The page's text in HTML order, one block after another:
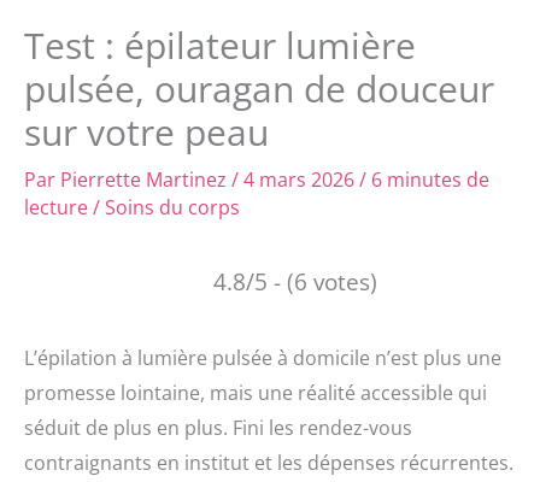
Test : épilateur lumière
pulsée, ouragan de douceur
sur votre peau
Par Pierrette Martinez /4 mars 2026/ 6 minutes de
lecture/Soins du corps
4.8/5 - (6 votes)
L’épilation à lumière pulsée à domicile n’est plus une
promesse lointaine, mais une réalité accessible qui
séduit de plus en plus. Fini les rendez-vous
contraignants en institut et les dépenses récurrentes.